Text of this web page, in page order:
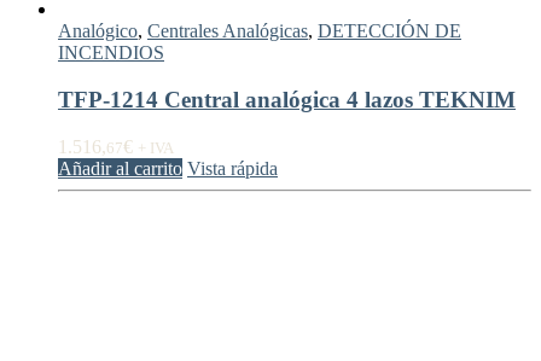
Analógico, Centrales Analógicas, DETECCIÓN DE
INCENDIOS
TFP-1214 Central analógica 4 lazos TEKNIM
1.516,67€ + IVA
Añadir al carrito Vista rápida